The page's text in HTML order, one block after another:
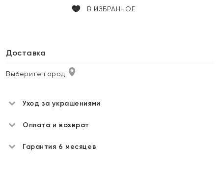
В ИЗБРАННОЕ
Доставка
Выберите город
Уход за украшениями
Оплата и возврат
Гарантия 6 месяцев